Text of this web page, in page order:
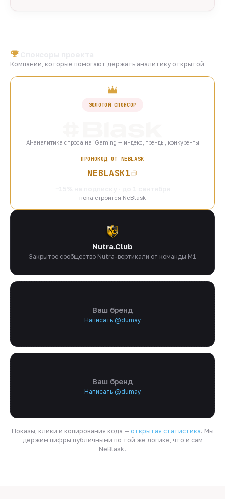
Компании, которые помогают держать аналитику открытой
ЗОЛОТОЙ СПОНСОР
AI-аналитика спроса на iGaming — индекс, тренды, конкуренты
ПРОМОКОД ОТ NEBLASK
NEBLASK1
пока строится NeBlask
Nutra.Club
Закрытое сообщество Nutra-вертикали от команды M1
Ваш бренд
Написать @dumay
Ваш бренд
Написать @dumay
Показы, клики и копирования кода — открытая статистика. Мы
держим цифры публичными по той же логике, что и сам
NeBlask.